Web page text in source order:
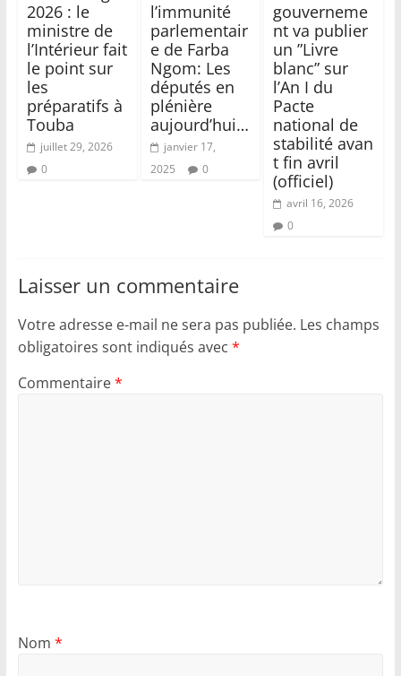
2026 : le
ministre de
l’Intérieur fait
le point sur
les
préparatifs à
Touba
juillet 29, 2026
0
l’immunité
parlementair
e de Farba
Ngom: Les
députés en
plénière
aujourd’hui…
janvier 17,
2025
0
gouverneme
nt va publier
un ”Livre
blanc” sur
l’An I du
Pacte
national de
stabilité avan
t fin avril
(officiel)
avril 16, 2026
0
Laisser un commentaire
Votre adresse e-mail ne sera pas publiée. Les champs
obligatoires sont indiqués avec *
Commentaire*
Nom *